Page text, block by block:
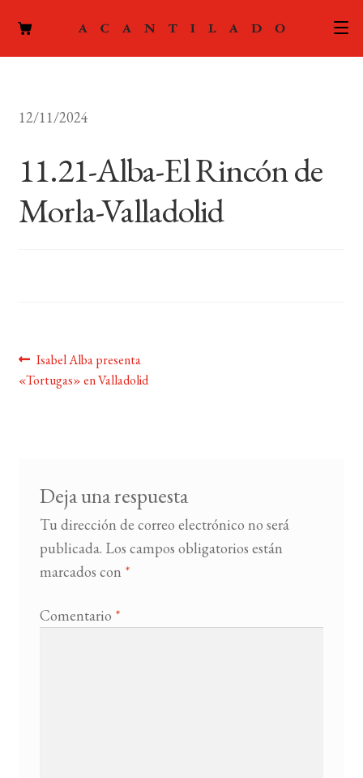
ACTUALIDAD
PODCAST
12/11/2024
11.21-Alba-El Rincón de
Morla-Valladolid
Navegación
de
Anterior:
Isabel Alba presenta
«Tortugas» en Valladolid
Deja una respuesta
Tu dirección de correo electrónico no será
publicada. Los campos obligatorios están
marcados con *
Comentario *